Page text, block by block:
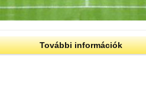
További információk